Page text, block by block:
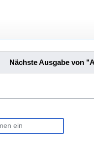
Nächste Ausgabe von